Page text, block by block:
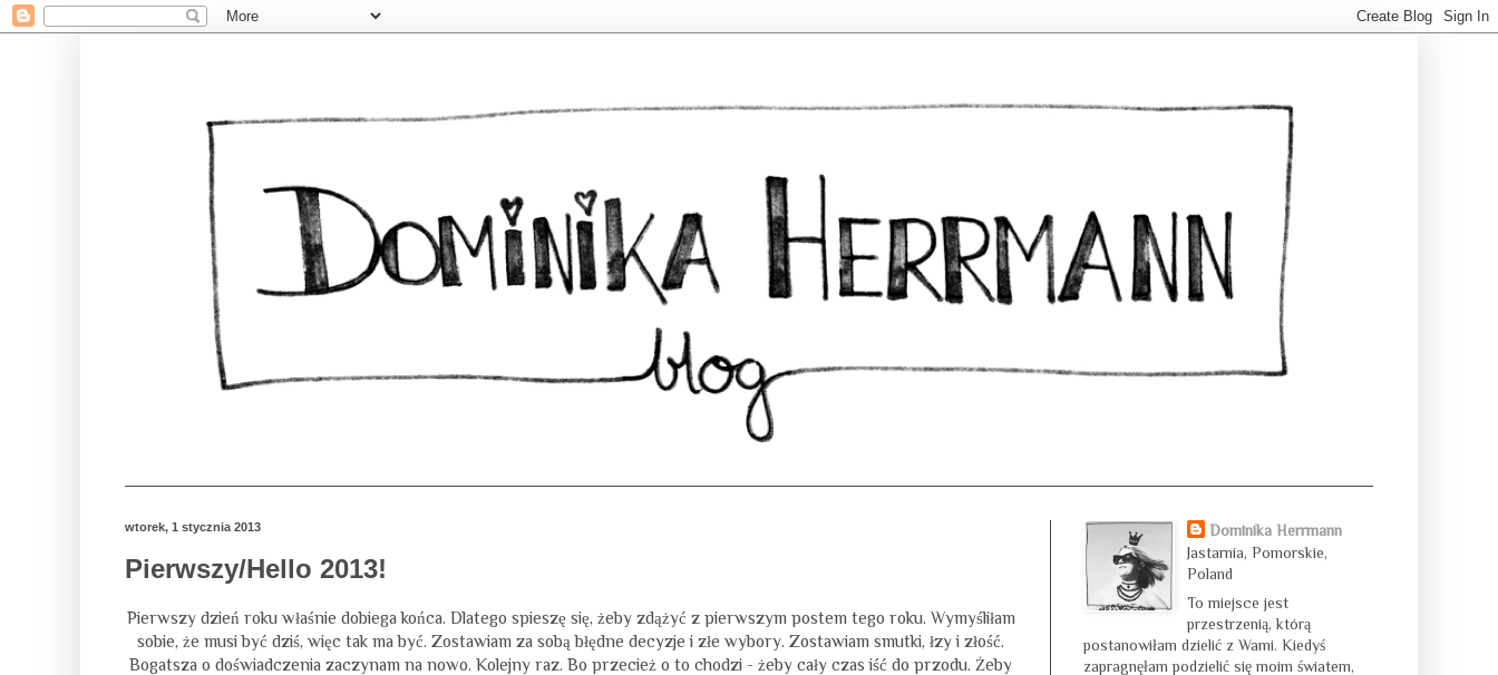
wtorek, 1 stycznia 2013
Pierwszy/Hello 2013!
Pierwszy dzień roku właśnie dobiega końca. Dlatego spieszę się, żeby zdążyć z pierwszym postem tego roku. Wymyśliłam
sobie, że musi być dziś, więc tak ma być. Zostawiam za sobą błędne decyzje i złe wybory. Zostawiam smutki, łzy i złość.
Bogatsza o doświadczenia zaczynam na nowo. Kolejny raz. Bo przecież o to chodzi - żeby cały czas iść do przodu. Żeby
Dominika Herrmann
Jastarnia, Pomorskie,
Poland
To miejsce jest
przestrzenią, którą
postanowiłam dzielić z Wami. Kiedyś
zapragnęłam podzielić się moim światem,